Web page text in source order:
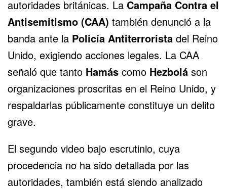
autoridades británicas. La Campaña Contra el
Antisemitismo (CAA) también denunció a la
banda ante la Policía Antiterrorista del Reino
Unido, exigiendo acciones legales. La CAA
señaló que tanto Hamás como Hezbolá son
organizaciones proscritas en el Reino Unido, y
respaldarlas públicamente constituye un delito
grave.
El segundo video bajo escrutinio, cuya
procedencia no ha sido detallada por las
autoridades, también está siendo analizado